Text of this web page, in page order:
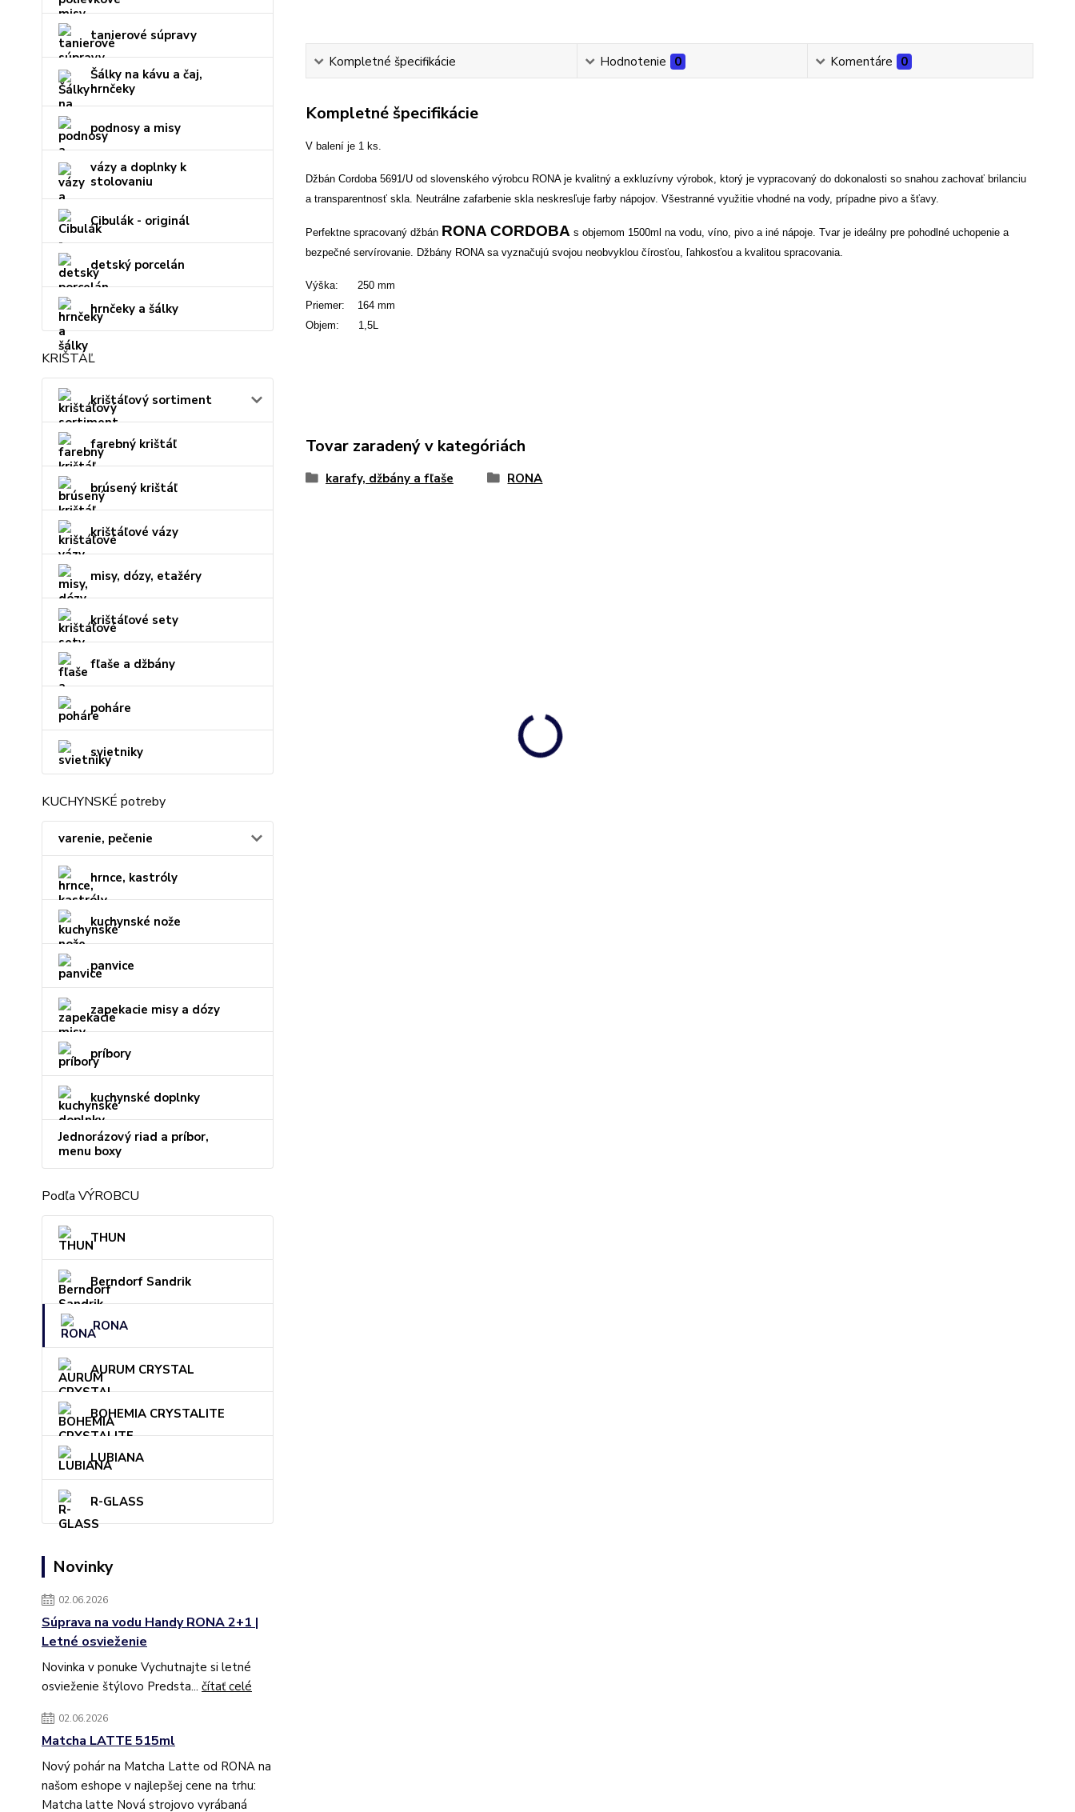
tanierové súpravy
Šálky na kávu a čaj,
hrnčeky
podnosy a misy
vázy a doplnky k
stolovaniu
Cibulák - originál
detský porcelán
hrnčeky a šálky
KRIŠTÁĽ
krištáľový sortiment
farebný krištáľ
brúsený krištáľ
krištáľové vázy
misy, dózy, etažéry
krištáľové sety
fľaše a džbány
poháre
svietniky
KUCHYNSKÉ potreby
varenie, pečenie
hrnce, kastróly
kuchynské nože
panvice
zapekacie misy a dózy
príbory
kuchynské doplnky
Jednorázový riad a príbor,
menu boxy
Podľa VÝROBCU
THUN
Berndorf Sandrik
RONA
AURUM CRYSTAL
BOHEMIA CRYSTALITE
LUBIANA
R-GLASS
Novinky
02.06.2026
Súprava na vodu Handy RONA 2+1 |
Letné osvieženie
Novinka v ponuke Vychutnajte si letné
osvieženie štýlovo Predsta... čítať celé
02.06.2026
Matcha LATTE 515ml
Nový pohár na Matcha Latte od RONA na
našom eshope v najlepšej cene na trhu:
Matcha latte Nová strojovo vyrábaná
Kompletné špecifikácie Hodnotenie 0 Komentáre 0
Kompletné špecifikácie
V balení je 1 ks.
Džbán Cordoba 5691/U od slovenského výrobcu RONA je kvalitný a exkluzívny výrobok, ktorý je vypracovaný do dokonalosti so snahou zachovať brilanciu
a transparentnosť skla. Neutrálne zafarbenie skla neskresľuje farby nápojov. Všestranné využitie vhodné na vody, prípadne pivo a šťavy.
Perfektne spracovaný džbán RONA CORDOBA s objemom 1500ml na vodu, víno, pivo a iné nápoje. Tvar je ideálny pre pohodlné uchopenie a
bezpečné servírovanie. Džbány RONA sa vyznačujú svojou neobvyklou čírosťou, ľahkosťou a kvalitou spracovania.
Výška: 250 mm
Priemer: 164 mm
Objem: 1,5L
Tovar zaradený v kategóriách
karafy, džbány a fľaše RONA